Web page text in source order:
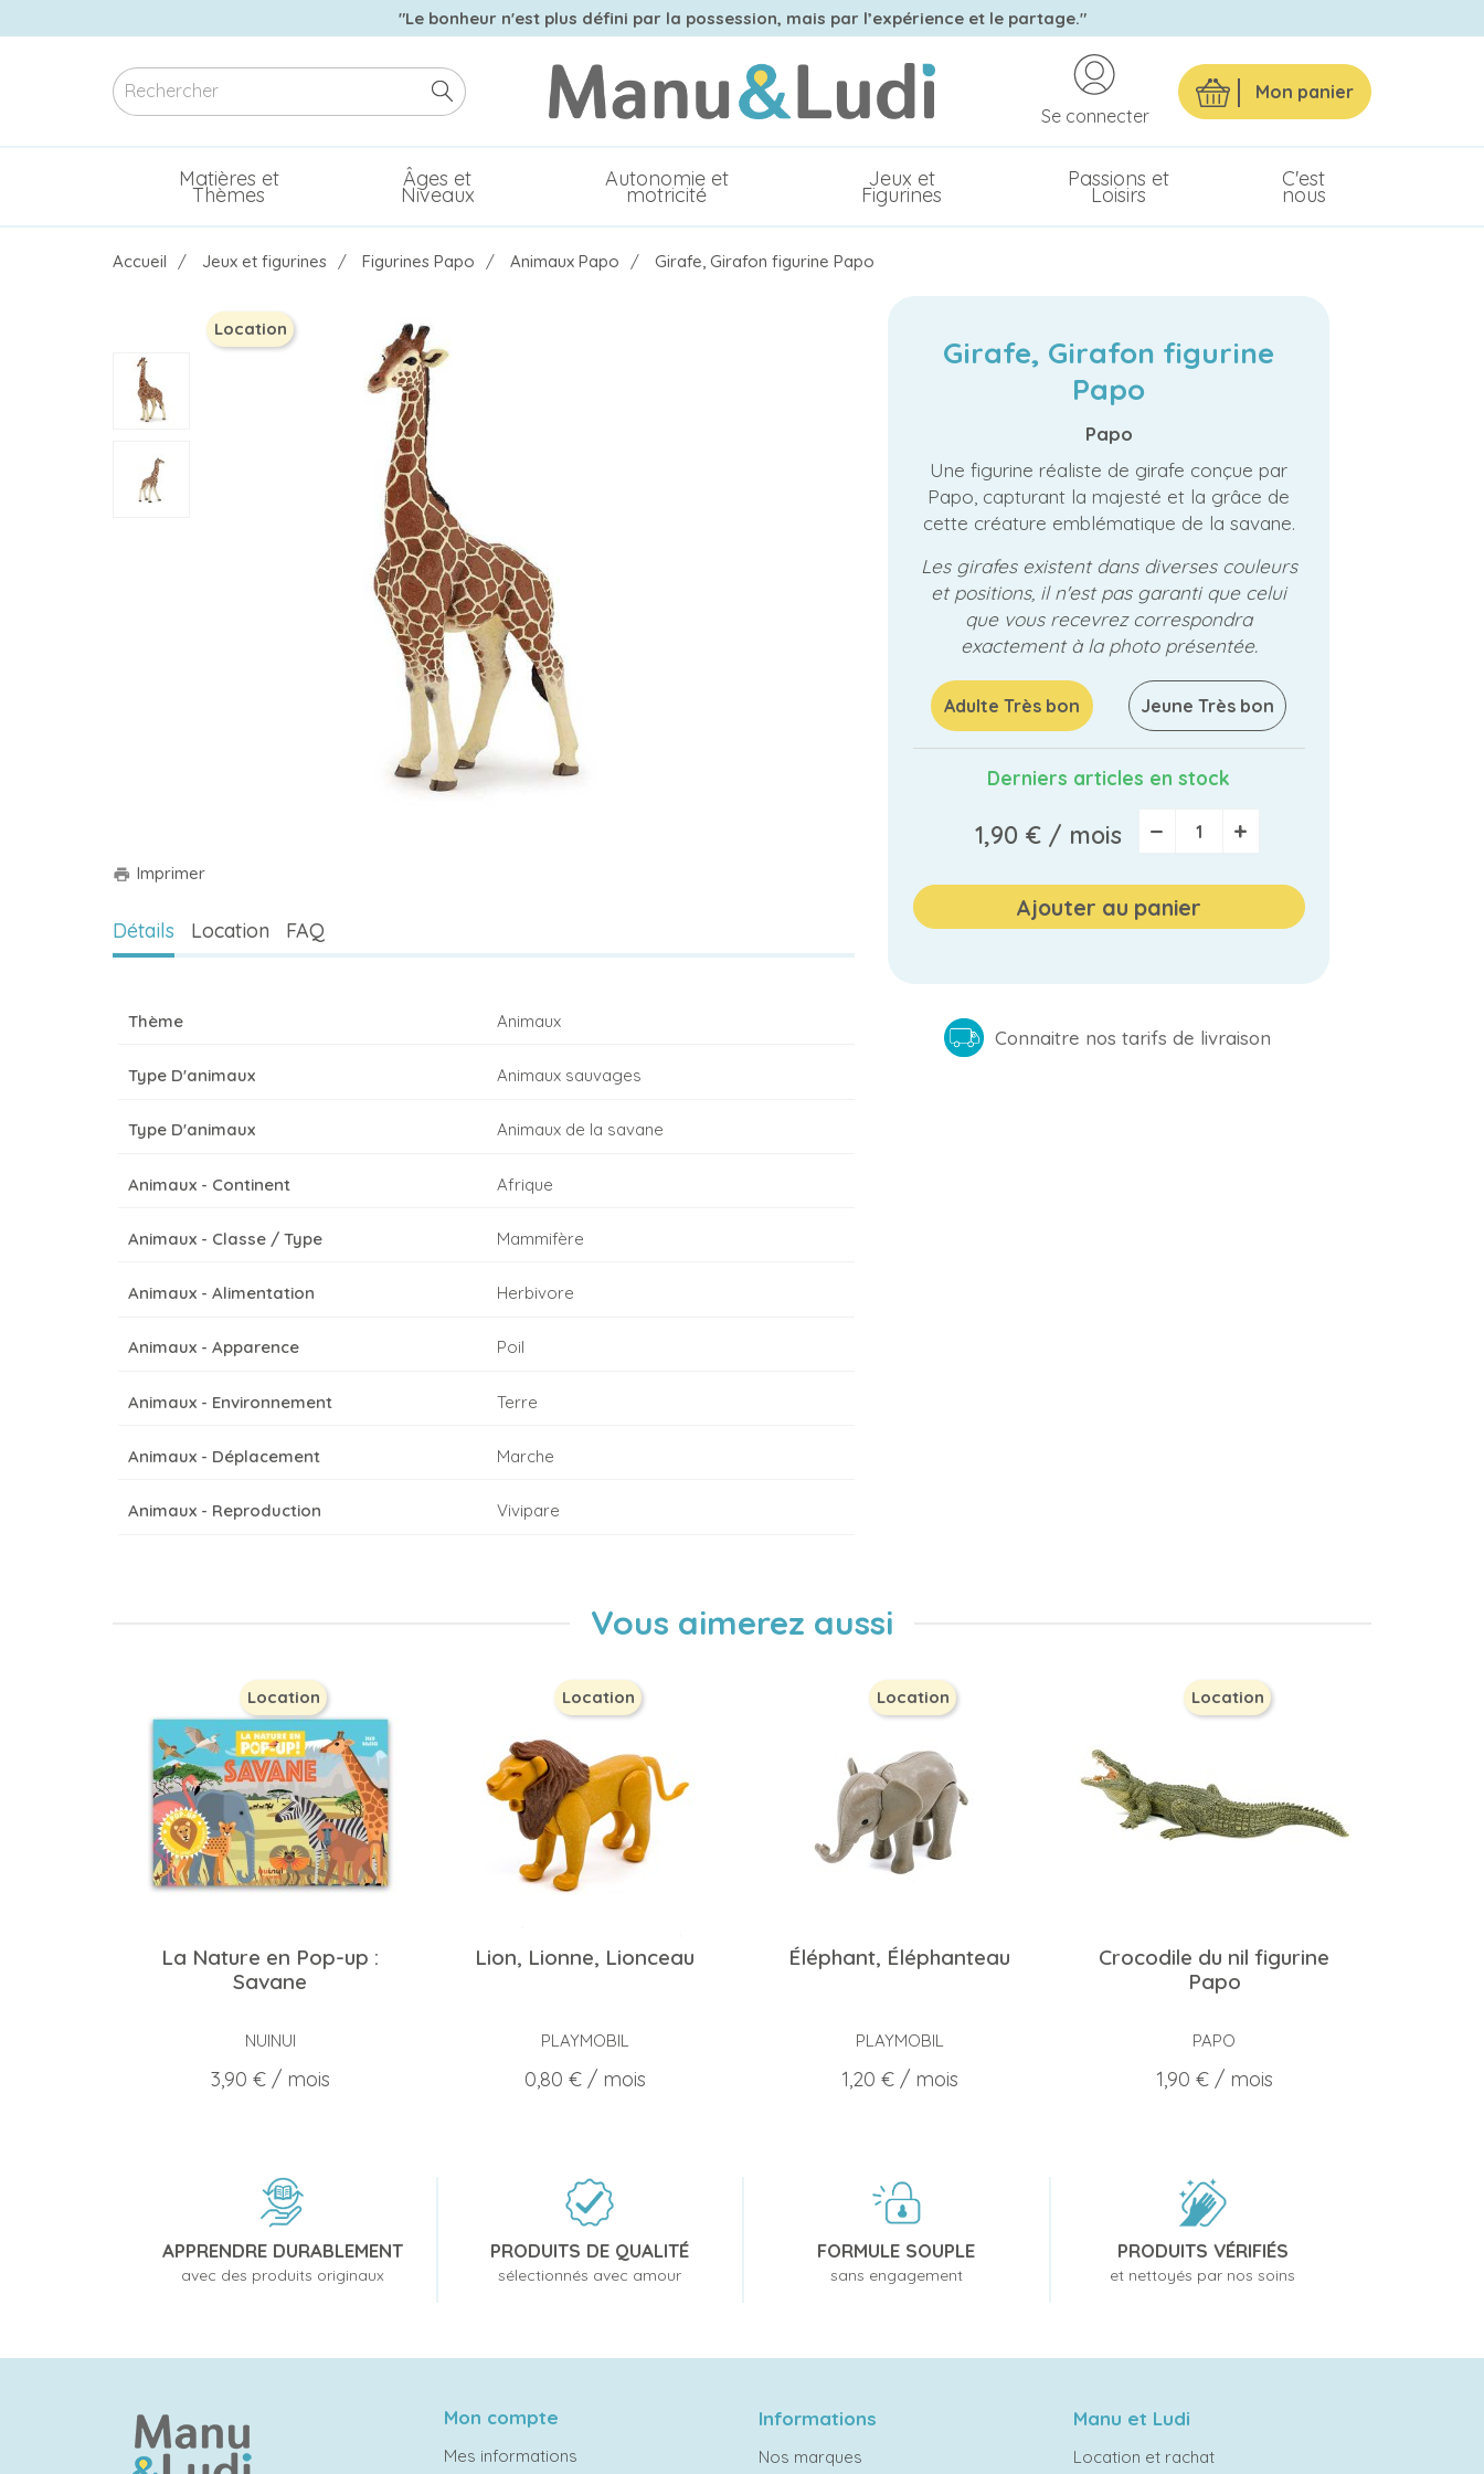
"Le bonheur n'est plus défini par la possession, mais par l’expérience et le partage."
Mon panier
Se connecter
Matières et
Thèmes
Âges et
Niveaux
Autonomie et
motricité
Jeux et
Figurines
Passions et
Loisirs
C'est
nous
Accueil Jeux et figurines Figurines Papo Animaux Papo Girafe, Girafon figurine Papo
Location
print Imprimer
Girafe, Girafon figurine
Papo
Papo
Une figurine réaliste de girafe conçue par
Papo, capturant la majesté et la grâce de
cette créature emblématique de la savane.
Les girafes existent dans diverses couleurs
et positions, il n'est pas garanti que celui
que vous recevrez correspondra
exactement à la photo présentée.
Adulte Très bon Jeune Très bon
Derniers articles en stock
1,90 €/ mois − +
Ajouter au panier
Connaitre nos tarifs de livraison
Détails Location FAQ
Thème Animaux
Type D'animaux Animaux sauvages
Type D'animaux Animaux de la savane
Animaux - Continent Afrique
Animaux - Classe / Type Mammifère
Animaux - Alimentation Herbivore
Animaux - Apparence Poil
Animaux - Environnement Terre
Animaux - Déplacement Marche
Animaux - Reproduction Vivipare
Vous aimerez aussi
La Nature en Pop-up :
Savane
NUINUI
Prix
3,90 €/ mois
Location
Lion, Lionne, Lionceau
PLAYMOBIL
Prix
0,80 €/ mois
Location
Éléphant, Éléphanteau
PLAYMOBIL
Prix
1,20 €/ mois
Location
Crocodile du nil figurine
Papo
PAPO
Prix
1,90 €/ mois
Location
APPRENDRE DURABLEMENT
avec des produits originaux
PRODUITS DE QUALITÉ
sélectionnés avec amour
FORMULE SOUPLE
sans engagement
PRODUITS VÉRIFIÉS
et nettoyés par nos soins
Mon compte
Mes informations
Informations
Nos marques
Manu et Ludi
Location et rachat